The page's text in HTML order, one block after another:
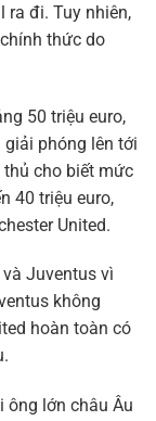
ra đi. Tuy nhiên,
thức do
50 triệu euro,
phóng lên tới
thủ cho biết mức
40 triệu euro,
United.
Juventus vì
không
hoàn toàn có
ông lớn châu Âu